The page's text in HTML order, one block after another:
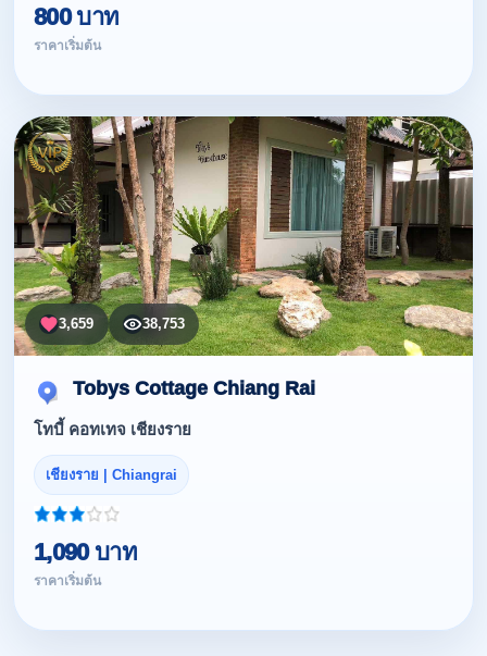
800 บาท
ราคาเริ่มต้น
3,659 38,753
Tobys Cottage Chiang Rai
โทบี้ คอทเทจ เชียงราย
เชียงราย | Chiangrai
1,090 บาท
ราคาเริ่มต้น